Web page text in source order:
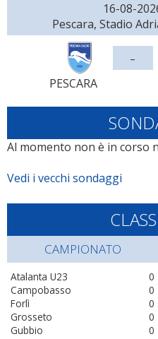
16-08-
Pescara, Stadio
PESCARA
-
Al momento non è in corso
Vedi i vecchi sondaggi
CAMPIONATO
0
Atalanta U23
0
Campobasso
0
Forlì
0
Grosseto
0
Gubbio